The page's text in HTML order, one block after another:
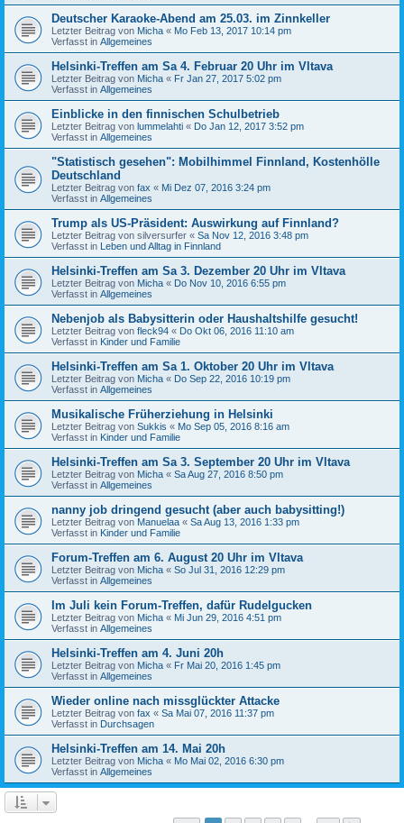
Deutscher Karaoke-Abend am 25.03. im Zinnkeller
Letzter Beitrag von Micha « Mo Feb 13, 2017 10:14 pm
Verfasst in Allgemeines
Helsinki-Treffen am Sa 4. Februar 20 Uhr im Vltava
Letzter Beitrag von Micha « Fr Jan 27, 2017 5:02 pm
Verfasst in Allgemeines
Einblicke in den finnischen Schulbetrieb
Letzter Beitrag von lummelahti « Do Jan 12, 2017 3:52 pm
Verfasst in Allgemeines
"Statistisch gesehen": Mobilhimmel Finnland, Kostenhölle
Deutschland
Letzter Beitrag von fax « Mi Dez 07, 2016 3:24 pm
Verfasst in Allgemeines
Trump als US-Präsident: Auswirkung auf Finnland?
Letzter Beitrag von silversurfer « Sa Nov 12, 2016 3:48 pm
Verfasst in Leben und Alltag in Finnland
Helsinki-Treffen am Sa 3. Dezember 20 Uhr im Vltava
Letzter Beitrag von Micha « Do Nov 10, 2016 6:55 pm
Verfasst in Allgemeines
Nebenjob als Babysitterin oder Haushaltshilfe gesucht!
Letzter Beitrag von fleck94 « Do Okt 06, 2016 11:10 am
Verfasst in Kinder und Familie
Helsinki-Treffen am Sa 1. Oktober 20 Uhr im Vltava
Letzter Beitrag von Micha « Do Sep 22, 2016 10:19 pm
Verfasst in Allgemeines
Musikalische Früherziehung in Helsinki
Letzter Beitrag von Sukkis « Mo Sep 05, 2016 8:16 am
Verfasst in Kinder und Familie
Helsinki-Treffen am Sa 3. September 20 Uhr im Vltava
Letzter Beitrag von Micha « Sa Aug 27, 2016 8:50 pm
Verfasst in Allgemeines
nanny job dringend gesucht (aber auch babysitting!)
Letzter Beitrag von Manuelaa « Sa Aug 13, 2016 1:33 pm
Verfasst in Kinder und Familie
Forum-Treffen am 6. August 20 Uhr im Vltava
Letzter Beitrag von Micha « So Jul 31, 2016 12:29 pm
Verfasst in Allgemeines
Im Juli kein Forum-Treffen, dafür Rudelgucken
Letzter Beitrag von Micha « Mi Jun 29, 2016 4:51 pm
Verfasst in Allgemeines
Helsinki-Treffen am 4. Juni 20h
Letzter Beitrag von Micha « Fr Mai 20, 2016 1:45 pm
Verfasst in Allgemeines
Wieder online nach missglückter Attacke
Letzter Beitrag von fax « Sa Mai 07, 2016 11:37 pm
Verfasst in Durchsagen
Helsinki-Treffen am 14. Mai 20h
Letzter Beitrag von Micha « Mo Mai 02, 2016 6:30 pm
Verfasst in Allgemeines